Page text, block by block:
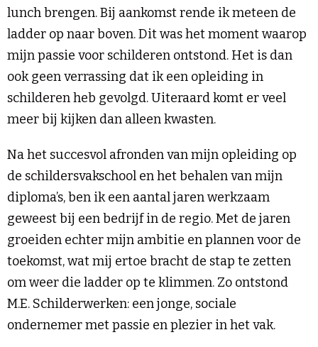
lunch brengen. Bij aankomst rende ik meteen de
ladder op naar boven. Dit was het moment waarop
mijn passie voor schilderen ontstond. Het is dan
ook geen verrassing dat ik een opleiding in
schilderen heb gevolgd. Uiteraard komt er veel
meer bij kijken dan alleen kwasten.
Na het succesvol afronden van mijn opleiding op
de schildersvakschool en het behalen van mijn
diploma’s, ben ik een aantal jaren werkzaam
geweest bij een bedrijf in de regio. Met de jaren
groeiden echter mijn ambitie en plannen voor de
toekomst, wat mij ertoe bracht de stap te zetten
om weer die ladder op te klimmen. Zo ontstond
M.E. Schilderwerken: een jonge, sociale
ondernemer met passie en plezier in het vak.